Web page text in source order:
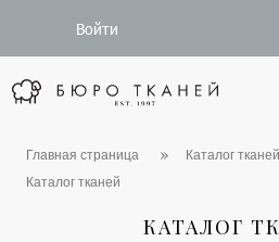
Войти
Главная страница Каталог тканей
Каталог тканей
КАТАЛОГ